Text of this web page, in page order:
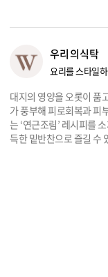
우리의식탁
요리를 스타일
대지의 영양을 오롯이 품
가 풍부해 피로회복과 피
는 ‘연근조림’ 레시피를
득한 밑반찬으로 즐길 수